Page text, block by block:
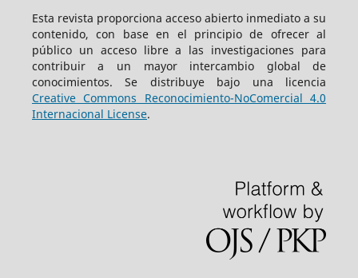
Esta revista proporciona acceso abierto inmediato a su
contenido, con base en el principio de ofrecer al
público un acceso libre a las investigaciones para
contribuir a un mayor intercambio global de
conocimientos. Se distribuye bajo una licencia
Creative Commons Reconocimiento-NoComercial 4.0
Internacional License.